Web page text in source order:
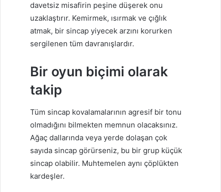
davetsiz misafirin peşine düşerek onu
uzaklaştırır. Kemirmek, ısırmak ve çığlık
atmak, bir sincap yiyecek arzını korurken
sergilenen tüm davranışlardır.
Bir oyun biçimi olarak
takip
Tüm sincap kovalamalarının agresif bir tonu
olmadığını bilmekten memnun olacaksınız.
Ağaç dallarında veya yerde dolaşan çok
sayıda sincap görürseniz, bu bir grup küçük
sincap olabilir. Muhtemelen aynı çöplükten
kardeşler.